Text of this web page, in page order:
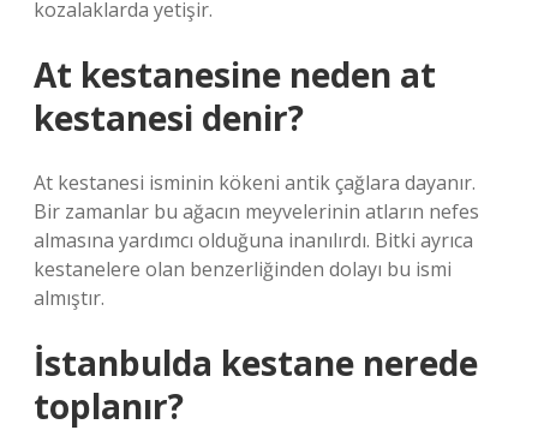
kozalaklarda yetişir.
At kestanesine neden at
kestanesi denir?
At kestanesi isminin kökeni antik çağlara dayanır.
Bir zamanlar bu ağacın meyvelerinin atların nefes
almasına yardımcı olduğuna inanılırdı. Bitki ayrıca
kestanelere olan benzerliğinden dolayı bu ismi
almıştır.
İstanbulda kestane nerede
toplanır?